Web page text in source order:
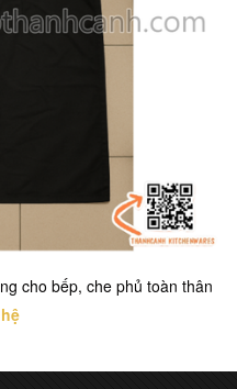
cho bếp, che phủ toàn thân